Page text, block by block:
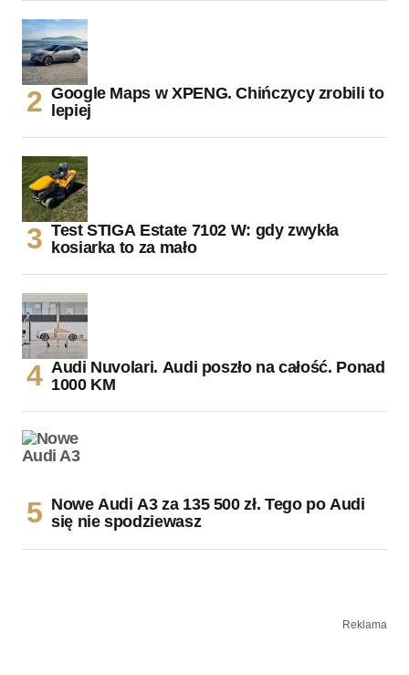
Google Maps w XPENG. Chińczycy zrobili to
lepiej
Test STIGA Estate 7102 W: gdy zwykła
kosiarka to za mało
Audi Nuvolari. Audi poszło na całość. Ponad
1000 KM
Nowe Audi A3 za 135 500 zł. Tego po Audi
się nie spodziewasz
Reklama